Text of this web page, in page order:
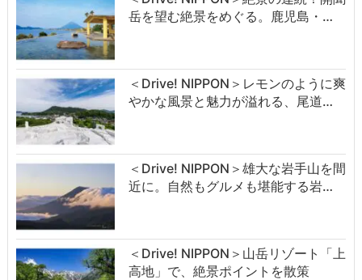
岳を望む絶景をめぐる。鹿児島・…
＜Drive! NIPPON＞レモンのように爽
やかな風景と魅力が溢れる、尾道…
＜Drive! NIPPON＞雄大な岩手山を間
近に。自然もグルメも堪能する岩…
＜Drive! NIPPON＞山岳リゾート「上
高地」で、絶景ポイントを散策